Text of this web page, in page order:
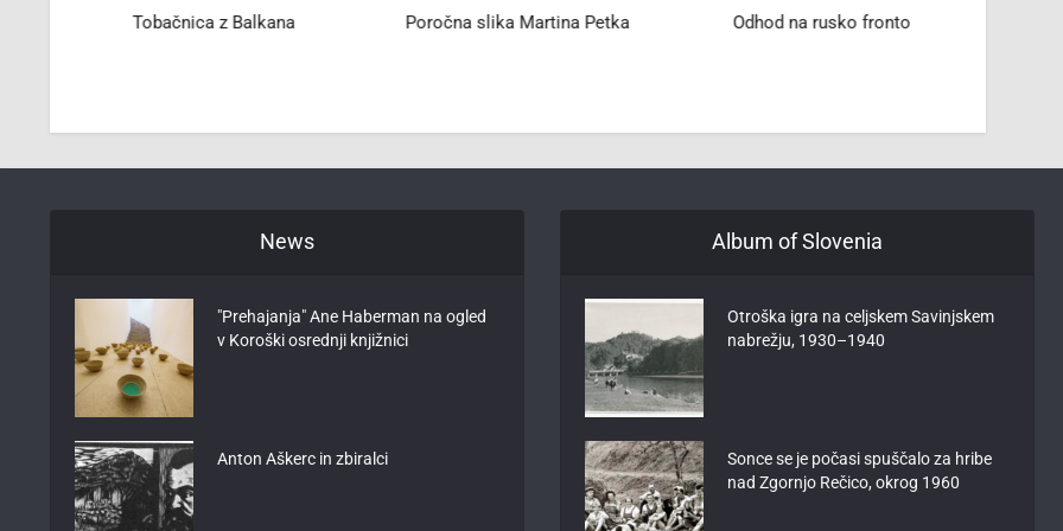
Tobačnica z Balkana Poročna slika Martina Petka Odhod na rusko fronto
News
"Prehajanja" Ane Haberman na ogled
v Koroški osrednji knjižnici
Anton Aškerc in zbiralci
Album of Slovenia
Otroška igra na celjskem Savinjskem
nabrežju, 1930–1940
Sonce se je počasi spuščalo za hribe
nad Zgornjo Rečico, okrog 1960